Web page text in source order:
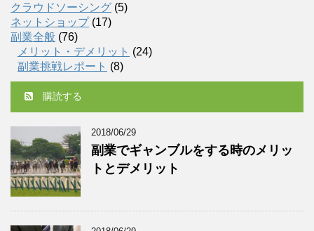
クラウドソーシング (5)
ネットショップ(17)
副業全般 (76)
メリット・デメリット (24)
副業挑戦レポート (8)
購読する
2018/06/29
副業でギャンブルをする時のメリッ
トとデメリット